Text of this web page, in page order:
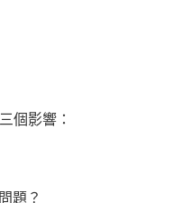
個影響：
題？